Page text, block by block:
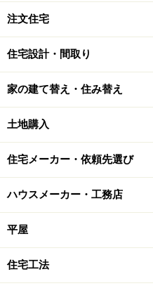
注文住宅
住宅設計・間取り
家の建て替え・住み替え
土地購入
住宅メーカー・依頼先選び
ハウスメーカー・工務店
平屋
住宅工法